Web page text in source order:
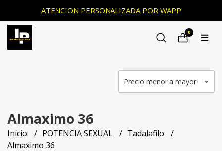
ATENCION PERSONALIZADA POR WAPP
0
Almaximo 36
Inicio POTENCIA SEXUAL
Tadalafilo
Almaximo 36